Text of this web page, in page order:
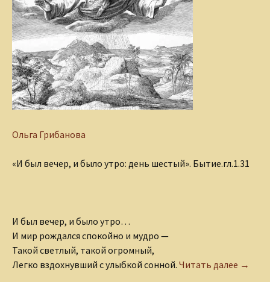
Ольга Грибанова
«И был вечер, и было утро: день шестый». Бытие.гл.1.31
И был вечер, и было утро…
И мир рождался спокойно и мудро —
Такой светлый, такой огромный,
Легко вздохнувший с улыбкой сонной. Читать далее День
→